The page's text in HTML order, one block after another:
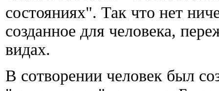
состояниях". Так что нет
созданное для человека,
видах.
В сотворении человек был